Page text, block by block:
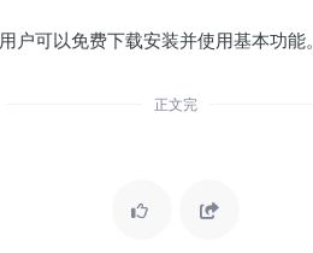
户可以免费下载安装并使用基本功能。
正文完